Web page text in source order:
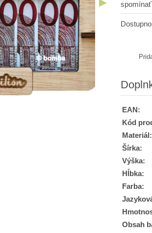
EAN:
Kód
Materiál:
Šírka:
Výška:
Hĺbka:
Farba:
Obsah